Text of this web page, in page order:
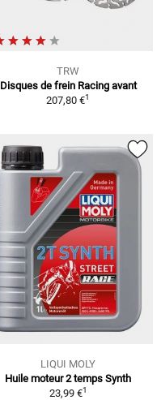
TRW
Disques de frein Racing avant
207,80 €1
LIQUI MOLY
Huile moteur 2 temps Synth
23,99 €1